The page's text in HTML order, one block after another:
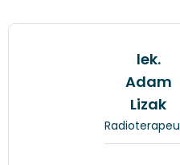
lek.
Adam
Lizak